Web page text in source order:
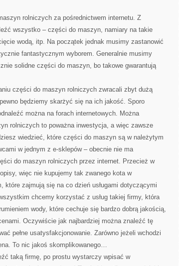
rolniczych za pośrednictwem internetu. Z
wszystko – części do maszyn, namiary na takie
wodą, itp. Na początek jednak musimy zastanowić
fantastycznym wyborem. Generalnie musimy
solidne części do maszyn, bo takowe gwarantują
części do maszyn rolniczych zwracali zbyt dużą
będziemy skarżyć się na ich jakość. Sporo
można na forach internetowych. Można
rolniczych to poważna inwestycja, a więc zawsze
wiedzieć, które części do maszyn są w należytym
w jednym z e-sklepów – obecnie nie ma
do maszyn rolniczych przez internet. Przecież w
więc nie kupujemy tak zwanego kota w
które zajmują się na co dzień usługami dotyczącymi
chcemy korzystać z usług takiej firmy, która
wody, które cechuje się bardzo dobrą jakością,
Oczywiście jak najbardziej można znaleźć tę
pełne usatysfakcjonowanie. Zarówno jeżeli wchodzi
To nic jakoś skomplikowanego…
taką firmę, po prostu wystarczy wpisać w